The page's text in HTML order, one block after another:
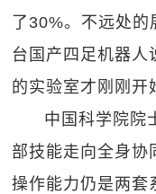
了30%。不远处
台国产四足机器人
的实验室才刚刚开
中国科学院院
部技能走向全身协
操作能力仍是两套